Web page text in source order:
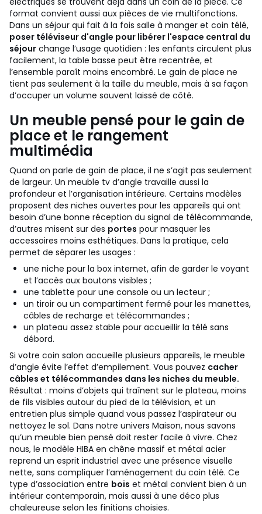
format convient aussi aux pièces de vie multifonctions.
Dans un séjour qui fait à la fois salle à manger et coin télé,
poser téléviseur d'angle pour libérer l'espace central du
séjour change l’usage quotidien : les enfants circulent plus
facilement, la table basse peut être recentrée, et
l’ensemble paraît moins encombré. Le gain de place ne
tient pas seulement à la taille du meuble, mais à sa façon
d’occuper un volume souvent laissé de côté.
Un meuble pensé pour le gain de
place et le rangement
multimédia
Quand on parle de gain de place, il ne s’agit pas seulement
de largeur. Un meuble tv d’angle travaille aussi la
profondeur et l’organisation intérieure. Certains modèles
proposent des niches ouvertes pour les appareils qui ont
besoin d’une bonne réception du signal de télécommande,
d’autres misent sur des portes pour masquer les
accessoires moins esthétiques. Dans la pratique, cela
permet de séparer les usages :
une niche pour la box internet, afin de garder le voyant
et l’accès aux boutons visibles ;
une tablette pour une console ou un lecteur ;
un tiroir ou un compartiment fermé pour les manettes,
câbles de recharge et télécommandes ;
un plateau assez stable pour accueillir la télé sans
débord.
Si votre coin salon accueille plusieurs appareils, le meuble
d’angle évite l’effet d’empilement. Vous pouvez cacher
câbles et télécommandes dans les niches du meuble.
Résultat : moins d’objets qui traînent sur le plateau, moins
de fils visibles autour du pied de la télévision, et un
entretien plus simple quand vous passez l’aspirateur ou
nettoyez le sol. Dans notre univers Maison, nous savons
qu’un meuble bien pensé doit rester facile à vivre. Chez
nous, le modèle HIBA en chêne massif et métal acier
reprend un esprit industriel avec une présence visuelle
nette, sans compliquer l’aménagement du coin télé. Ce
type d’association entre bois et métal convient bien à un
intérieur contemporain, mais aussi à une déco plus
chaleureuse selon les finitions choisies.